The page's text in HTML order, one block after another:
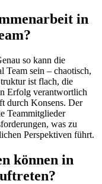
in
so kann die
Team sein – chaotisch,
ist flach, die
Erfolg verantwortlich
durch Konsens. Der
Teammitglieder
was zu
Perspektiven führt.
können in